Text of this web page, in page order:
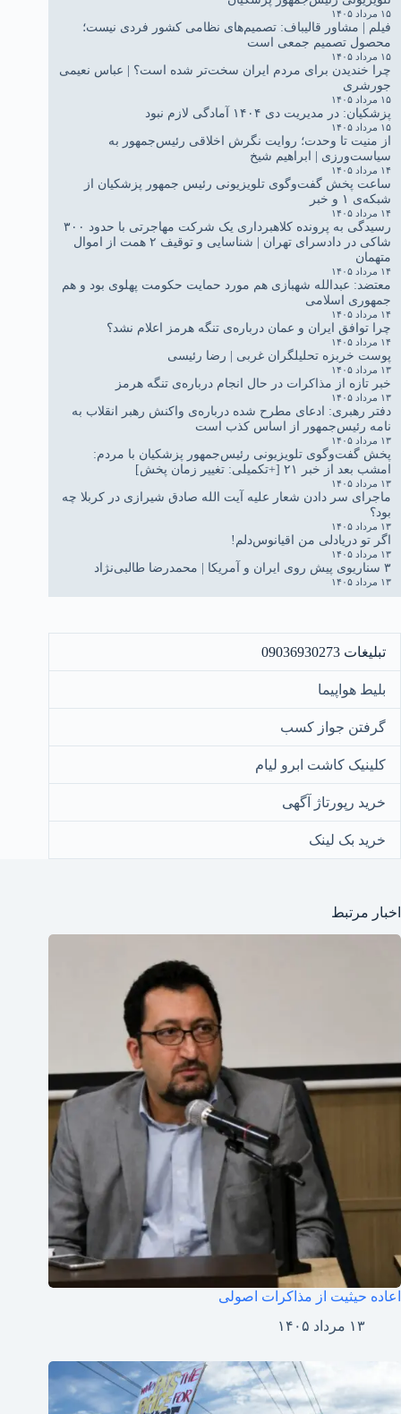
۱۵ مرداد ۱۴۰۵
فیلم | مشاور قالیباف: تصمیم‌های نظامی کشور فردی نیست؛
محصول تصمیم جمعی است
۱۵ مرداد ۱۴۰۵
چرا خندیدن برای مردم ایران سخت‌تر شده است؟ | عباس نعیمی
جورشری
۱۵ مرداد ۱۴۰۵
پزشکیان: در مدیریت دی ۱۴۰۴ آمادگی لازم نبود
۱۵ مرداد ۱۴۰۵
از منیت تا وحدت؛ روایت نگرش اخلاقی رئیس‌جمهور به
سیاست‌ورزی | ابراهیم شیخ
۱۴ مرداد ۱۴۰۵
ساعت پخش گفت‌وگوی تلویزیونی رئیس جمهور پزشکیان از
شبکه‌ی ۱ و خبر
۱۴ مرداد ۱۴۰۵
رسیدگی به پرونده کلاهبرداری یک شرکت مهاجرتی با حدود ۳۰۰
شاکی در دادسرای تهران | شناسایی و توقیف ۲ همت از اموال
متهمان
۱۴ مرداد ۱۴۰۵
معتضد: عبدالله شهبازی هم مورد حمایت حکومت پهلوی بود و هم
جمهوری اسلامی
۱۴ مرداد ۱۴۰۵
چرا توافق ایران و عمان درباره‌ی تنگه هرمز اعلام نشد؟
۱۴ مرداد ۱۴۰۵
پوست خربزه تحلیلگران غربی | رضا رئیسی
۱۳ مرداد ۱۴۰۵
خبر تازه از مذاکرات در حال انجام درباره‌ی تنگه هرمز
۱۳ مرداد ۱۴۰۵
دفتر رهبری: ادعای مطرح شده درباره‌ی واکنش رهبر انقلاب به
نامه رئیس‌جمهور از اساس کذب است
۱۳ مرداد ۱۴۰۵
پخش گفت‌وگوی تلویزیونی رئیس‌جمهور پزشکیان با مردم:
امشب بعد از خبر ۲۱ [+تکمیلی: تغییر زمان پخش]
۱۳ مرداد ۱۴۰۵
ماجرای سر دادن شعار علیه آیت الله صادق شیرازی در کربلا چه
بود؟
۱۳ مرداد ۱۴۰۵
اگر تو دریادلی من اقیانوس‌دلم!
۱۳ مرداد ۱۴۰۵
۳ سناریوی پیش روی ایران و آمریکا | محمدرضا طالبی‌نژاد
۱۳ مرداد ۱۴۰۵
تبلیغات 09036930273
بلیط هواپیما
گرفتن جواز کسب
کلینیک کاشت ابرو لیام
خرید رپورتاژ آگهی
خرید بک لینک
اخبار مرتبط
اعاده حیثیت از مذاکرات اصولی
۱۳ مرداد ۱۴۰۵